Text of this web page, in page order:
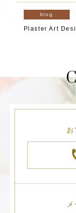
blog
Plaster Art
お